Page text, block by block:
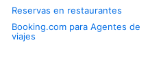
Reservas en restaurantes
Booking.com para Agentes de
viajes